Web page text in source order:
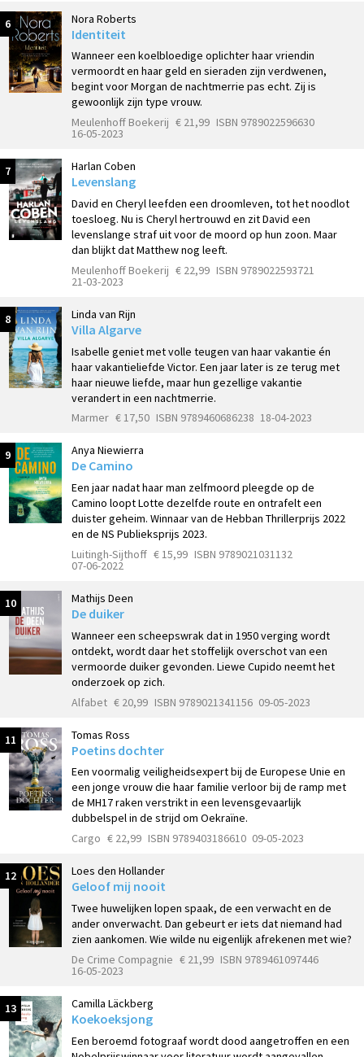
6 Nora Roberts
Identiteit
Wanneer een koelbloedige oplichter haar vriendin
vermoordt en haar geld en sieraden zijn verdwenen,
begint voor Morgan de nachtmerrie pas echt. Zij is
gewoonlijk zijn type vrouw.
Meulenhoff Boekerij € 21,99 ISBN 9789022596630
16-05-2023
7 Harlan Coben
Levenslang
David en Cheryl leefden een droomleven, tot het noodlot
toesloeg. Nu is Cheryl hertrouwd en zit David een
levenslange straf uit voor de moord op hun zoon. Maar
dan blijkt dat Matthew nog leeft.
Meulenhoff Boekerij € 22,99 ISBN 9789022593721
21-03-2023
8 Linda van Rijn
Villa Algarve
Isabelle geniet met volle teugen van haar vakantie én
haar vakantieliefde Victor. Een jaar later is ze terug met
haar nieuwe liefde, maar hun gezellige vakantie
verandert in een nachtmerrie.
Marmer € 17,50 ISBN 9789460686238 18-04-2023
9 Anya Niewierra
De Camino
Een jaar nadat haar man zelfmoord pleegde op de
Camino loopt Lotte dezelfde route en ontrafelt een
duister geheim. Winnaar van de Hebban Thrillerprijs 2022
en de NS Publieksprijs 2023.
Luitingh-Sijthoff € 15,99 ISBN 9789021031132
07-06-2022
10 Mathijs Deen
De duiker
Wanneer een scheepswrak dat in 1950 verging wordt
ontdekt, wordt daar het stoffelijk overschot van een
vermoorde duiker gevonden. Liewe Cupido neemt het
onderzoek op zich.
Alfabet € 20,99 ISBN 9789021341156 09-05-2023
11 Tomas Ross
Poetins dochter
Een voormalig veiligheidsexpert bij de Europese Unie en
een jonge vrouw die haar familie verloor bij de ramp met
de MH17 raken verstrikt in een levensgevaarlijk
dubbelspel in de strijd om Oekraïne.
Cargo € 22,99 ISBN 9789403186610 09-05-2023
12 Loes den Hollander
Geloof mij nooit
Twee huwelijken lopen spaak, de een verwacht en de
ander onverwacht. Dan gebeurt er iets dat niemand had
zien aankomen. Wie wilde nu eigenlijk afrekenen met wie?
De Crime Compagnie € 21,99 ISBN 9789461097446
16-05-2023
13 Camilla Läckberg
Koekoeksjong
Een beroemd fotograaf wordt dood aangetroffen en een